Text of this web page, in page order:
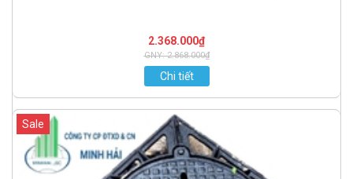
2.368.000₫
GNY: 2.868.000₫
Chi tiết
Sale